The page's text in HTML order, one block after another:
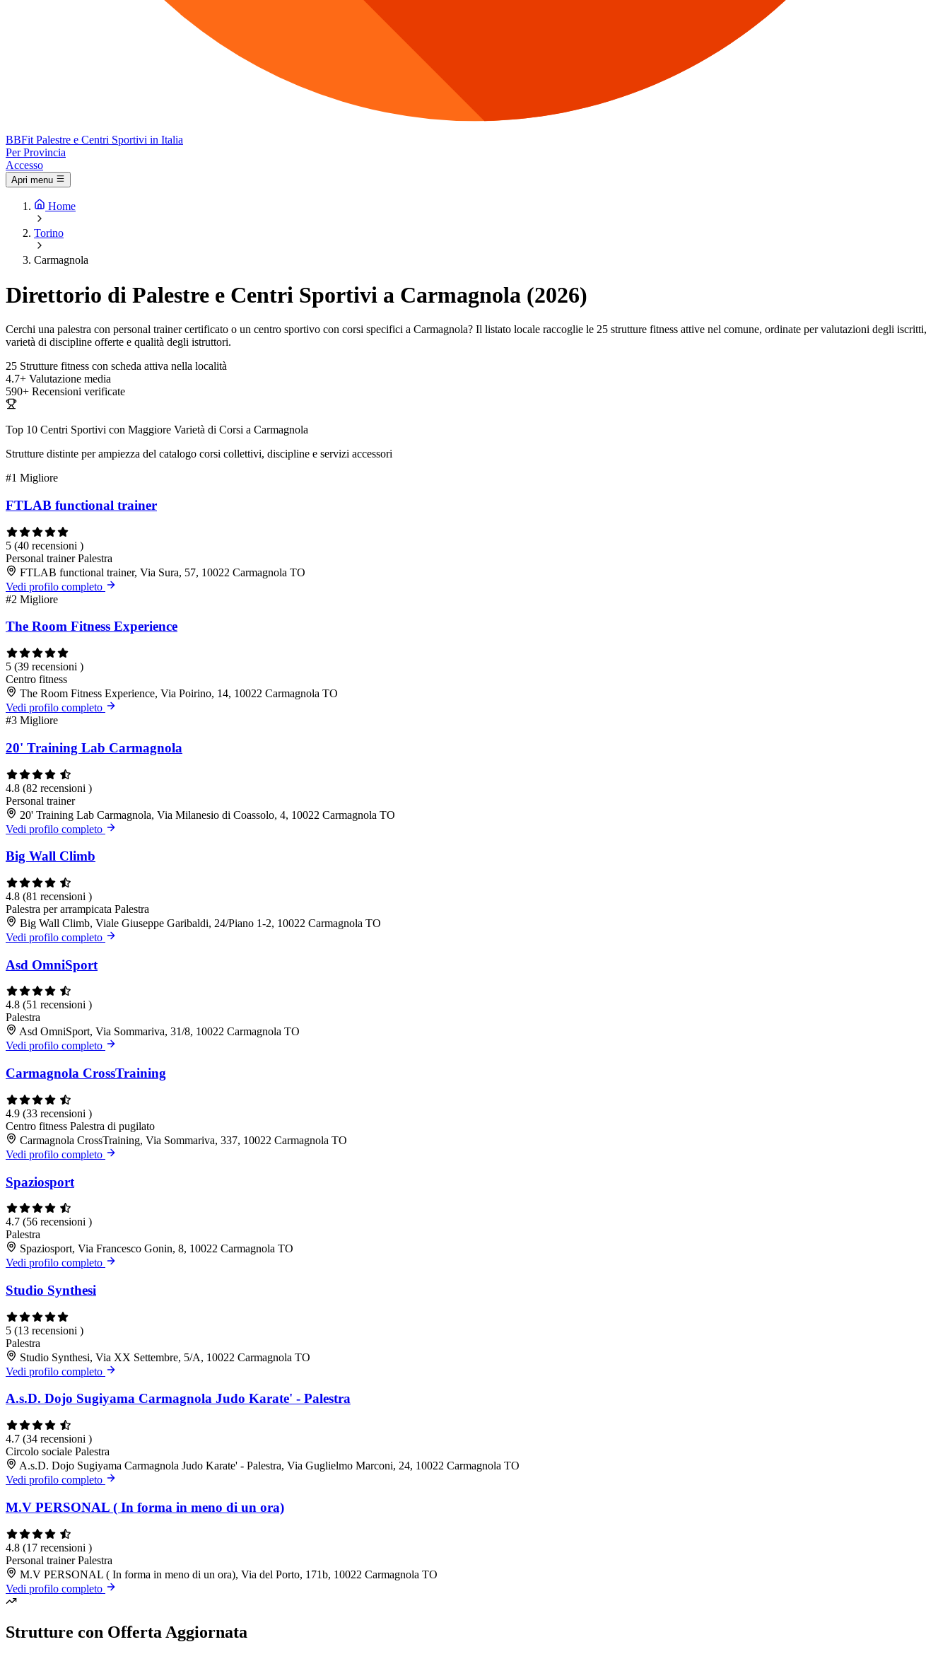
BBFit Palestre e Centri Sportivi in Italia
Per Provincia
Accesso
Apri menu
Home
Torino
Carmagnola
Direttorio di Palestre e Centri Sportivi a Carmagnola (2026)
Cerchi una palestra con personal trainer certificato o un centro sportivo con corsi specifici a Carmagnola? Il listato locale raccoglie le 25 strutture fitness attive nel comune, ordinate per valutazioni degli iscritti,
varietà di discipline offerte e qualità degli istruttori.
25 Strutture fitness con scheda attiva nella località
4.7+ Valutazione media
590+ Recensioni verificate
Top 10 Centri Sportivi con Maggiore Varietà di Corsi a Carmagnola
Strutture distinte per ampiezza del catalogo corsi collettivi, discipline e servizi accessori
#1 Migliore
FTLAB functional trainer
5 (40 recensioni )
Personal trainerPalestra
FTLAB functional trainer, Via Sura, 57, 10022 Carmagnola TO
Vedi profilo completo
#2 Migliore
The Room Fitness Experience
5 (39 recensioni )
Centro fitness
The Room Fitness Experience, Via Poirino, 14, 10022 Carmagnola TO
Vedi profilo completo
#3 Migliore
20' Training Lab Carmagnola
4.8 (82 recensioni )
Personal trainer
20' Training Lab Carmagnola, Via Milanesio di Coassolo, 4, 10022 Carmagnola TO
Vedi profilo completo
Big Wall Climb
4.8 (81 recensioni )
Palestra per arrampicata Palestra
Big Wall Climb, Viale Giuseppe Garibaldi, 24/Piano 1-2, 10022 Carmagnola TO
Vedi profilo completo
Asd OmniSport
4.8 (51 recensioni )
Palestra
Asd OmniSport, Via Sommariva, 31/8, 10022 Carmagnola TO
Vedi profilo completo
Carmagnola CrossTraining
4.9 (33 recensioni )
Centro fitness Palestra di pugilato
Carmagnola CrossTraining, Via Sommariva, 337, 10022 Carmagnola TO
Vedi profilo completo
Spaziosport
4.7 (56 recensioni )
Palestra
Spaziosport, Via Francesco Gonin, 8, 10022 Carmagnola TO
Vedi profilo completo
Studio Synthesi
5 (13 recensioni )
Palestra
Studio Synthesi, Via XX Settembre, 5/A, 10022 Carmagnola TO
Vedi profilo completo
A.s.D. Dojo Sugiyama Carmagnola Judo Karate' - Palestra
4.7 (34 recensioni )
Circolo sociale Palestra
A.s.D. Dojo Sugiyama Carmagnola Judo Karate' - Palestra, Via Guglielmo Marconi, 24, 10022 Carmagnola TO
Vedi profilo completo
M.V PERSONAL ( In forma in meno di un ora)
4.8 (17 recensioni )
Personal trainerPalestra
M.V PERSONAL ( In forma in meno di un ora), Via del Porto, 171b, 10022 Carmagnola TO
Vedi profilo completo
Strutture con Offerta Aggiornata